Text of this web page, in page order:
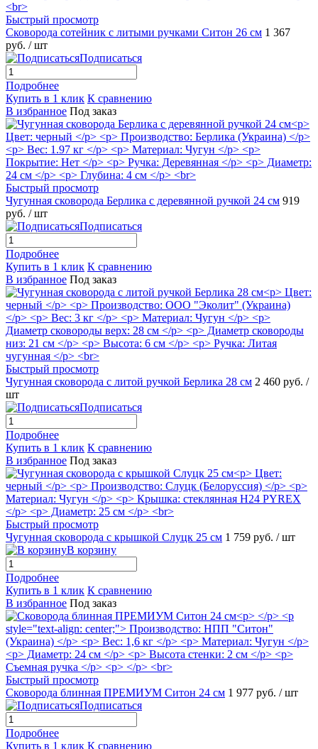
Быстрый просмотр
Сковорода сотейник с литыми ручками Ситон 26 см 1 367
руб. / шт
Подписаться
Подробнее
Купить в 1 клик К сравнению
В избранное Под заказ
Быстрый просмотр
Чугунная сковорода Берлика с деревянной ручкой 24 см 919
руб. / шт
Подписаться
Подробнее
Купить в 1 клик К сравнению
В избранное Под заказ
Быстрый просмотр
Чугунная сковорода с литой ручкой Берлика 28 см 2 460 руб. /
шт
Подписаться
Подробнее
Купить в 1 клик К сравнению
В избранное Под заказ
Быстрый просмотр
Чугунная сковорода с крышкой Слуцк 25 см 1 759 руб. / шт
В корзину
Подробнее
Купить в 1 клик К сравнению
В избранное Под заказ
Быстрый просмотр
Сковорода блинная ПРЕМИУМ Ситон 24 см 1 977 руб. / шт
Подписаться
Подробнее
Купить в 1 клик К сравнению